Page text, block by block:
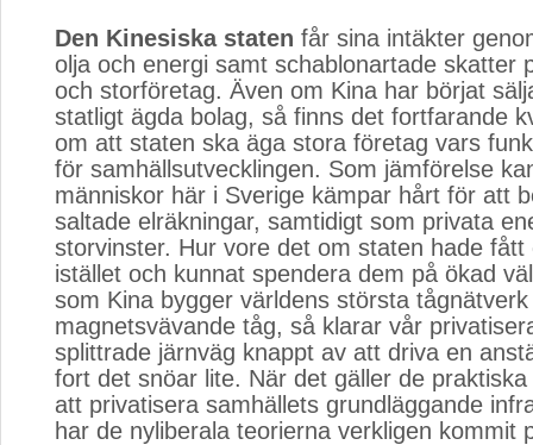
Den Kinesiska staten får sina intäkter
olja och energi samt schablonartade skatter
och storföretag. Även om Kina har börjat
statligt ägda bolag, så finns det fortfarande
om att staten ska äga stora företag vars
för samhällsutvecklingen. Som jämförelse
människor här i Sverige kämpar hårt för att
saltade elräkningar, samtidigt som privata
storvinster. Hur vore det om staten hade fått
istället och kunnat spendera dem på ökad
som Kina bygger världens största
magnetsvävande tåg, så klarar vår
splittrade järnväg knappt av att driva en
fort det snöar lite. När det gäller de
att privatisera samhällets grundläggande
har de nyliberala teorierna verkligen kommit